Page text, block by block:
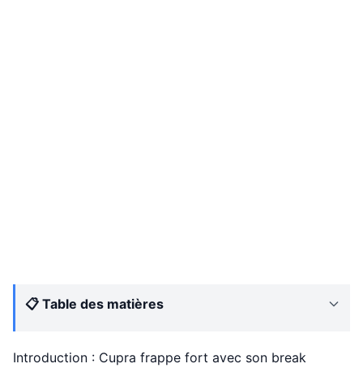
📋 Table des matières
Introduction : Cupra frappe fort avec son break